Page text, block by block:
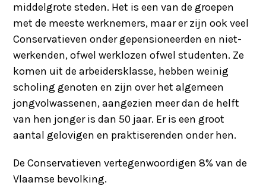
middelgrote steden. Het is een van de groepen
met de meeste werknemers, maar er zijn ook veel
Conservatieven onder gepensioneerden en niet-
werkenden, ofwel werklozen ofwel studenten. Ze
komen uit de arbeidersklasse, hebben weinig
scholing genoten en zijn over het algemeen
jongvolwassenen, aangezien meer dan de helft
van hen jonger is dan 50 jaar. Er is een groot
aantal gelovigen en praktiserenden onder hen.
De Conservatieven vertegenwoordigen 8% van de
Vlaamse bevolking.